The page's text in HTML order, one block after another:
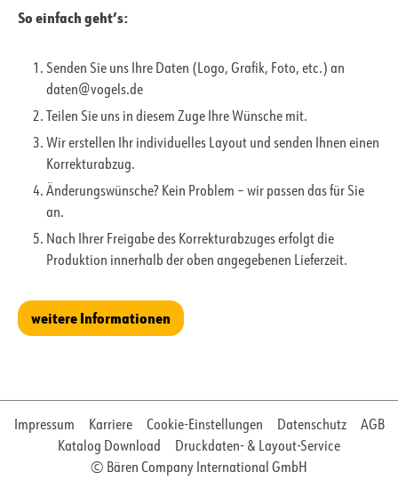
So einfach geht’s:
Senden Sie uns Ihre Daten (Logo, Grafik, Foto, etc.) an
daten@vogels.de
Teilen Sie uns in diesem Zuge Ihre Wünsche mit.
Wir erstellen Ihr individuelles Layout und senden Ihnen einen
Korrekturabzug.
Änderungswünsche? Kein Problem – wir passen das für Sie
an.
Nach Ihrer Freigabe des Korrekturabzuges erfolgt die
Produktion innerhalb der oben angegebenen Lieferzeit.
weitere Informationen
Impressum Karriere Cookie-Einstellungen Datenschutz
AGB
Katalog Download
Druckdaten- & Layout-Service
© Bären Company International GmbH